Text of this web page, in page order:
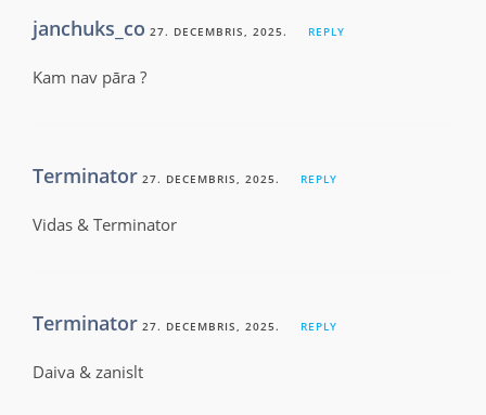
janchuks_co 27. DECEMBRIS, 2025. REPLY
Kam nav pāra ?
Terminator 27. DECEMBRIS, 2025. REPLY
Vidas & Terminator
Terminator 27. DECEMBRIS, 2025. REPLY
Daiva & zanislt